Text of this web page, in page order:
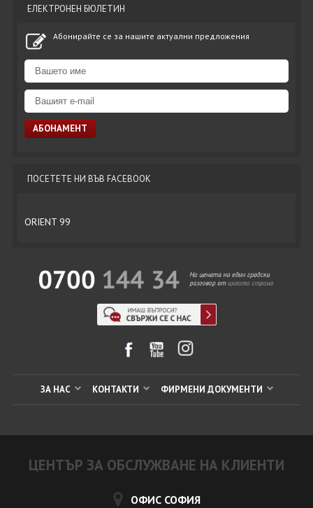
ЕЛЕКТРОНЕН БЮЛЕТИН
Абонирайте се за нашите актуални предложения
ПОСЕТЕТЕ НИ ВЪВ FACEBOOK
ORIENT 99
ЗА НАС КОНТАКТИ ФИРМЕНИ ДОКУМЕНТИ
ЦЕНТЪР ЗА ОБСЛУЖВАНЕ НА КЛИЕНТИ
ОФИС СОФИЯ